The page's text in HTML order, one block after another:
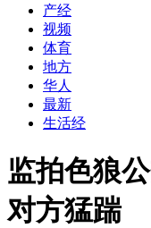
产经
视频
体育
地方
华人
最新
生活经
监拍色狼
对方猛踹